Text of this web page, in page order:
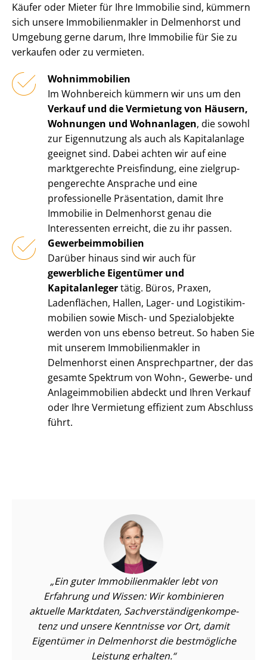
Käufer oder Mieter für Ihre Immobilie sind, kümmern
sich unsere Im­mo­bi­li­en­mak­ler in Delmenhorst und
Umgebung gerne darum, Ihre Immobilie für Sie zu
verkaufen oder zu vermieten.
Wohnimmobilien
Im Wohnbereich kümmern wir uns um den
Verkauf und die Vermietung von Häusern,
Wohnungen und Wohnanlagen, die sowohl
zur Eigennutzung als auch als Kapitalanlage
geeignet sind. Dabei achten wir auf eine
marktgerechte Preisfindung, eine ziel­grup­
pen­ge­rech­te Ansprache und eine
professionelle Präsentation, damit Ihre
Immobilie in Delmenhorst genau die
Interessenten erreicht, die zu ihr passen.
Ge­wer­be­im­mo­bi­li­en
Darüber hinaus sind wir auch für
gewerbliche Eigentümer und
Kapitalanlegertätig. Büros, Praxen,
Ladenflächen, Hallen, Lager- und Lo­gis­tik­im­
mo­bi­li­en sowie Misch- und Spezialobjekte
werden von uns ebenso betreut. So haben Sie
mit unserem Im­mo­bi­li­en­mak­ler in
Delmenhorst einen Ansprechpartner, der das
gesamte Spektrum von Wohn-, Gewerbe- und
An­la­ge­im­mo­bi­li­en abdeckt und Ihren Verkauf
oder Ihre Vermietung effizient zum Abschluss
führt.
Ein guter Im­mo­bi­li­en­mak­ler lebt von
Erfahrung und Wissen: Wir kombinieren
aktuelle Marktdaten, Sach­ver­stän­di­gen­kom­pe­
tenz und unsere Kenntnisse vor Ort, damit
Eigentümer in Delmenhorst die bestmögliche
Leistung erhalten.